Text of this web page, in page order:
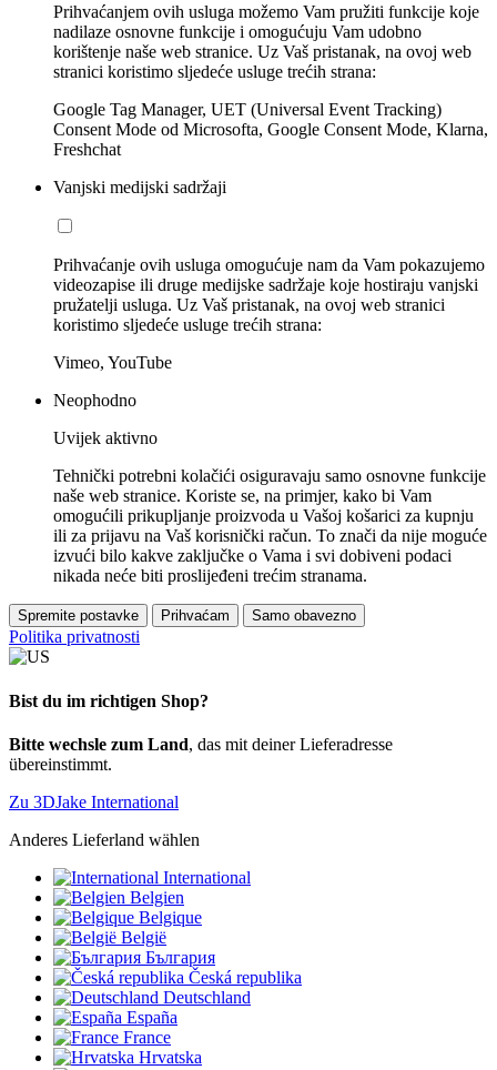
Prihvaćanjem ovih usluga možemo Vam pružiti funkcije koje
nadilaze osnovne funkcije i omogućuju Vam udobno
korištenje naše web stranice. Uz Vaš pristanak, na ovoj web
stranici koristimo sljedeće usluge trećih strana:
Google Tag Manager, UET (Universal Event Tracking)
Consent Mode od Microsofta, Google Consent Mode, Klarna,
Freshchat
Vanjski medijski sadržaji
Prihvaćanje ovih usluga omogućuje nam da Vam pokazujemo
videozapise ili druge medijske sadržaje koje hostiraju vanjski
pružatelji usluga. Uz Vaš pristanak, na ovoj web stranici
koristimo sljedeće usluge trećih strana:
Vimeo, YouTube
Neophodno
Uvijek aktivno
Tehnički potrebni kolačići osiguravaju samo osnovne funkcije
naše web stranice. Koriste se, na primjer, kako bi Vam
omogućili prikupljanje proizvoda u Vašoj košarici za kupnju
ili za prijavu na Vaš korisnički račun. To znači da nije moguće
izvući bilo kakve zaključke o Vama i svi dobiveni podaci
nikada neće biti proslijeđeni trećim stranama.
Spremite postavke Prihvaćam Samo obavezno
Politika privatnosti
Bist du im richtigen Shop?
Bitte wechsle zum Land, das mit deiner Lieferadresse
übereinstimmt.
Zu 3DJake International
Anderes Lieferland wählen
International
Belgien
Belgique
België
България
Česká republika
Deutschland
España
France
Hrvatska